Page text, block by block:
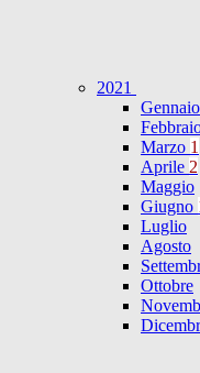
2021
Gennaio
Marzo 1
Aprile 2
Maggio
Giugno
Luglio
Agosto
Ottobre